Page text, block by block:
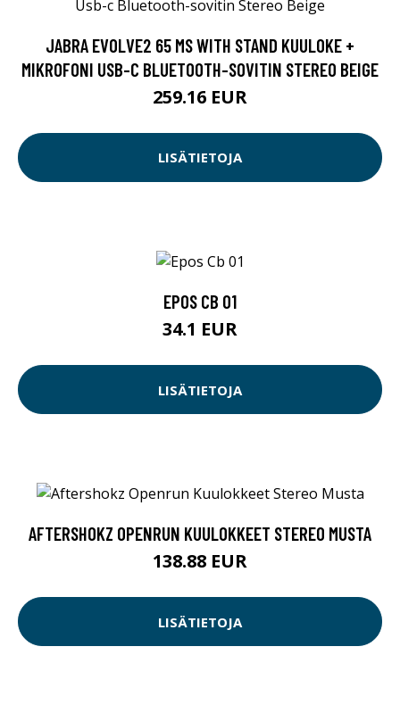
JABRA EVOLVE2 65 MS WITH STAND KUULOKE +
MIKROFONI USB-C BLUETOOTH-SOVITIN STEREO BEIGE
259.16 EUR
LISÄTIETOJA
EPOS CB 01
34.1 EUR
LISÄTIETOJA
AFTERSHOKZ OPENRUN KUULOKKEET STEREO MUSTA
138.88 EUR
LISÄTIETOJA